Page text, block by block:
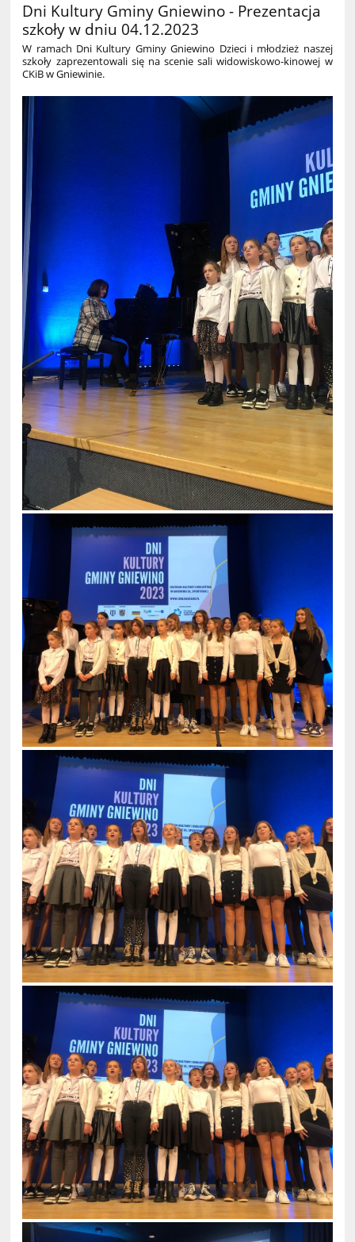
Dni Kultury Gminy Gniewino - Prezentacja
szkoły w dniu 04.12.2023
W ramach Dni Kultury Gminy Gniewino Dzieci i młodzież naszej
szkoły zaprezentowali się na scenie sali widowiskowo-kinowej w
CKiB w Gniewinie. ​​​​​